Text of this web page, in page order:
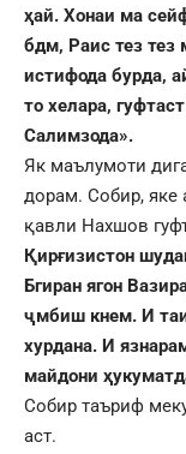
ҳай. Хонаи ма
бдм, Раис тез
истифода бурда,
то хелара,
Салимзода».
Як маълумоти
дорам. Собир,
қавли Нахшов
Қирғизистон
Бгиран ягон
ҷмбиш кнем. И
хурдана. И
майдони ҳуку
Собир таъриф
аст.